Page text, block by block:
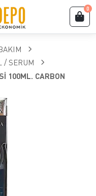
0
/ SERUM
100ML. CARBON